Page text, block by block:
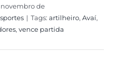
de
| Tags: artilheiro, Avaí,
, vence partida